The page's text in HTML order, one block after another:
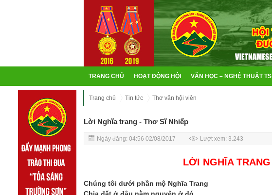
TRANG CHỦ HOẠT ĐỘNG HỘI VĂN HỌC – NGHỆ THUẬT TS
Trang chủ Tin tức Thơ văn hội viên
Lời Nghĩa trang - Thơ Sĩ Nhiếp
Ngày đăng: 04:56 02/08/2017 Lượt xem: 3.243
LỜI NGHĨA TRANG
Chúng tôi dưới phần mộ Nghĩa Trang